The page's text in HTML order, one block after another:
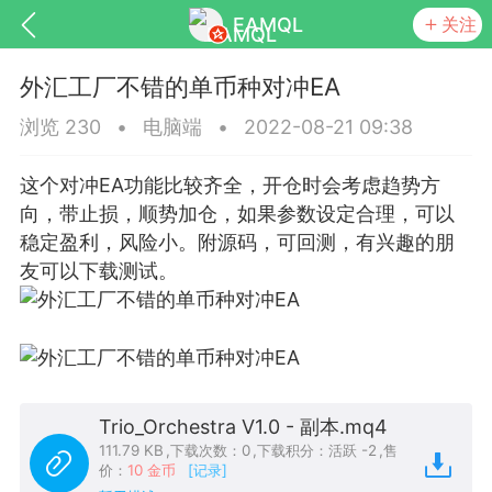
EAMQL 关注
匿名树洞 发起挑战 幸运转盘
电脑端 趋势
EA它来了，主打高胜率没浮亏！
黄金一次一单1.0你们期待的一次一单
外汇工厂不错的单币种对冲EA
浏览 230 • 电脑端 • 2022-08-21 09:38
这个对冲EA功能比较齐全，开仓时会考虑趋势方
向，带止损，顺势加仓，如果参数设定合理，可以
稳定盈利，风险小。附源码，可回测，有兴趣的朋
友可以下载测试。
Trio_Orchestra V1.0 - 副本.mq4
111.79 KB ,下载次数：0 ,下载积分：活跃 -2 ,售
价： 10 金币
[记录]